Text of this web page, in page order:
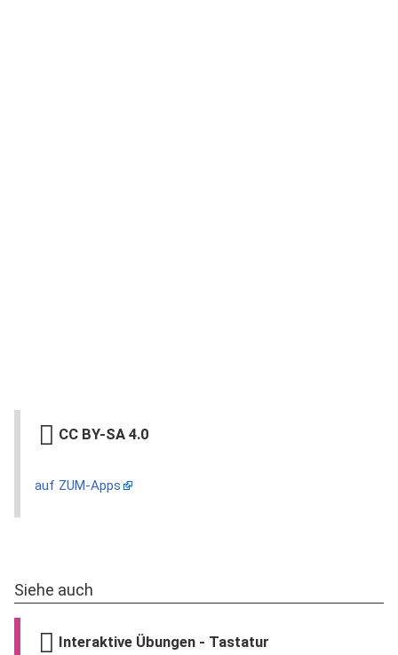
CC BY-SA 4.0
auf ZUM-Apps
Siehe auch
Interaktive Übungen - Tastatur